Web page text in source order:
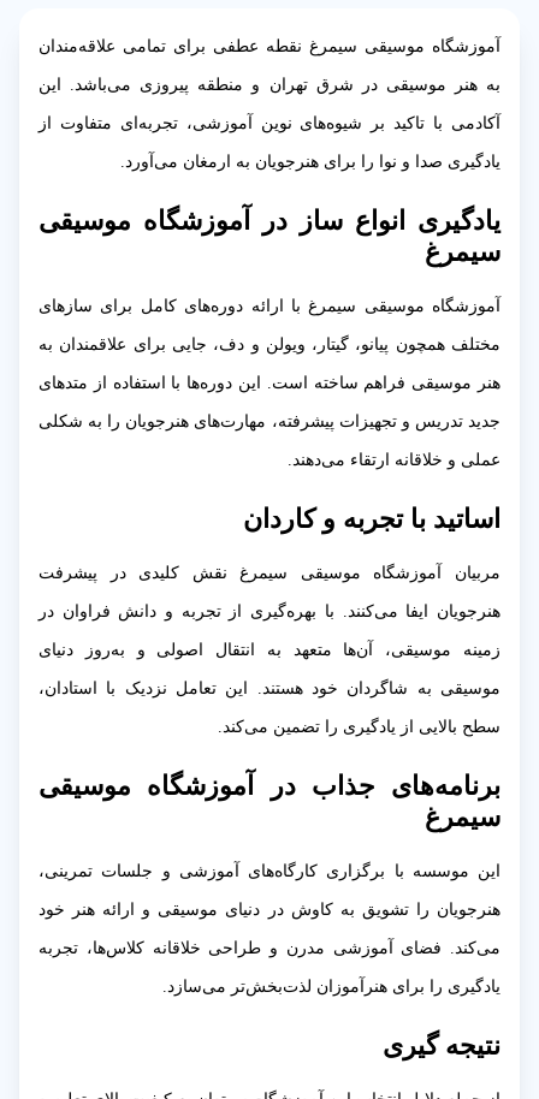
آموزشگاه موسیقی سیمرغ نقطه عطفی برای تمامی علاقه‌مندان
به هنر موسیقی در شرق تهران و منطقه پیروزی می‌باشد. این
آکادمی با تاکید بر شیوه‌های نوین آموزشی، تجربه‌ای متفاوت از
یادگیری صدا و نوا را برای هنرجویان به ارمغان می‌آورد.
یادگیری انواع ساز در آموزشگاه موسیقی
سیمرغ
آموزشگاه موسیقی سیمرغ با ارائه دوره‌های کامل برای سازهای
مختلف همچون پیانو، گیتار، ویولن و دف، جایی برای علاقمندان به
هنر موسیقی فراهم ساخته است. این دوره‌ها با استفاده از متدهای
جدید تدریس و تجهیزات پیشرفته، مهارت‌های هنرجویان را به شکلی
عملی و خلاقانه ارتقاء می‌دهند.
اساتید با تجربه و کاردان
مربیان آموزشگاه موسیقی سیمرغ نقش کلیدی در پیشرفت
هنرجویان ایفا می‌کنند. با بهره‌گیری از تجربه و دانش فراوان در
زمینه موسیقی، آن‌ها متعهد به انتقال اصولی و به‌روز دنیای
موسیقی به شاگردان خود هستند. این تعامل نزدیک با استادان،
سطح بالایی از یادگیری را تضمین می‌کند.
برنامه‌های جذاب در آموزشگاه موسیقی
سیمرغ
این موسسه با برگزاری کارگاه‌های آموزشی و جلسات تمرینی،
هنرجویان را تشویق به کاوش در دنیای موسیقی و ارائه هنر خود
می‌کند. فضای آموزشی مدرن و طراحی خلاقانه کلاس‌ها، تجربه
یادگیری را برای هنرآموزان لذت‌بخش‌تر می‌سازد.
نتیجه گیری